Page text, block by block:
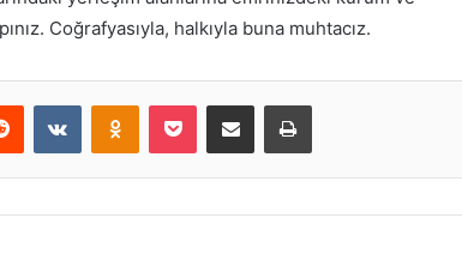
Coğrafyasıyla, halkıyla buna muhtacız.
Reddit VKontakteOdnoklassniki
Pocket E-Posta ile paylaş Yazdır